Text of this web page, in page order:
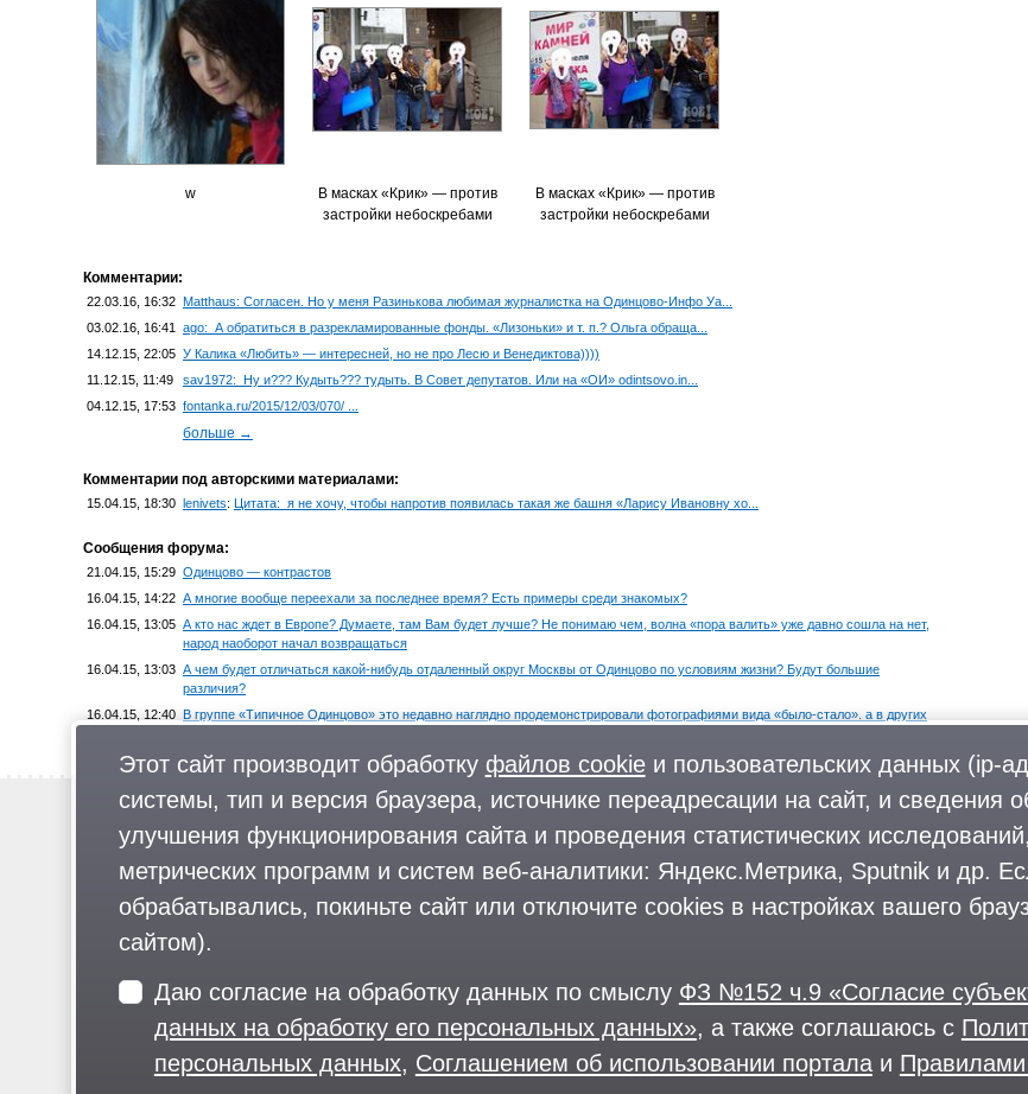
w
В масках «Крик» — против
застройки небоскребами
В масках «Крик» — против
застройки небоскребами
Комментарии:
22.03.16, 16:32 Matthaus: Согласен. Но у меня Разинькова любимая журналистка на Одинцово-Инфо Уа...
03.02.16, 16:41
ago: А обратиться в разрекламированные фонды. «Лизоньки» и т. п.? Ольга обраща...
14.12.15, 22:05 У Калика «Любить» — интересней, но не про Лесю и Венедиктова))))
11.12.15, 11:49
sav1972: Ну и??? Кудыть??? тудыть. В Совет депутатов. Или на «ОИ» odintsovo.in...
04.12.15, 17:53 fontanka.ru/2015/12/03/070/ ...
больше →
Комментарии под авторскими материалами:
15.04.15, 18:30 lenivets: Цитата: я не хочу, чтобы напротив появилась такая же башня «Ларису Ивановну хо...
Сообщения форума:
21.04.15, 15:29 Одинцово — контрастов
16.04.15, 14:22 А многие вообще переехали за последнее время? Есть примеры среди знакомых?
16.04.15, 13:05 А кто нас ждет в Европе? Думаете, там Вам будет лучше? Не понимаю чем, волна «пора валить» уже давно сошла на нет,
народ наоборот начал возвращаться
16.04.15, 13:03 А чем будет отличаться какой-нибудь отдаленный округ Москвы от Одинцово по условиям жизни? Будут большие
различия?
16.04.15, 12:40 В группе «Типичное Одинцово» это недавно наглядно продемонстрировали фотографиями вида «было-стало». а в других
больше →
Новости
Предложи новость
Реклама
Фото
Форум
Блоги
Комментарии
О городском округе
Поиск и предложение
Предприятия и
Для читателей: В России признаны экстремистскими и запрещены организации ФБК (Фонд борьбы с коррупцией, признан иноагентом), Штабы Навального,
«Русский общенациональный союз», «Движение против нелегальной иммиграции», «Правый сектор», УНА-УНСО, УПА, «Тризуб им. Степана Бандеры»,
движение ЛГБТ, общероссийская политическая партия «Воля», АУЕ, батальоны «Азов» и «Айдар». Признаны террористическими и запрещены: «Движение
«АУМ Синрике», «Братья-мусульмане», «Аль-Каида в странах исламского Магриба», «Сеть», «Колумбайн». В РФ признана нежелательной деятельность
Facebook (Metа) запрещены в РФ за экстремизм.
Этот сайт производит обработку файлов cookieи пользовательских данных (ip-
системы, тип и версия браузера, источнике переадресации на сайт, и сведения
улучшения функционирования сайта и проведения статистических
метрических программ и систем веб-аналитики: Яндекс.Метрика, Sputnik и др.
обрабатывались, покиньте сайт или отключите cookies в настройках вашего
сайтом).
Даю согласие на обработку данных по смыслу ФЗ №152 ч.9 «Согласие
данных на обработку его персональных данных», а также соглашаюсь с
персональных данных, Соглашением об использовании порталаи